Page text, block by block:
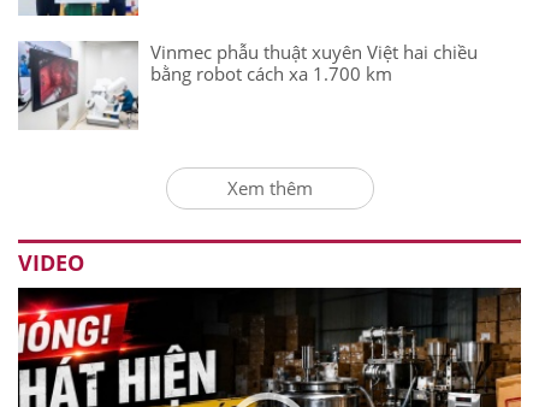
Vinmec phẫu thuật xuyên Việt hai chiều
bằng robot cách xa 1.700 km
Xem thêm
VIDEO